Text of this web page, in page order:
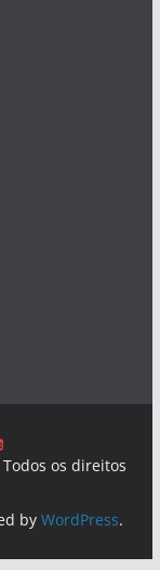
Todos os direitos
by WordPress.